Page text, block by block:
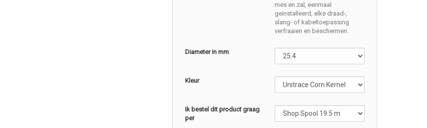
mes en zal, eenmaal
geïnstalleerd, elke draad-,
slang- of kabeltoepassing
verfraaien en beschermen.
Diameter in mm
Kleur
Ik bestel dit product graag
per